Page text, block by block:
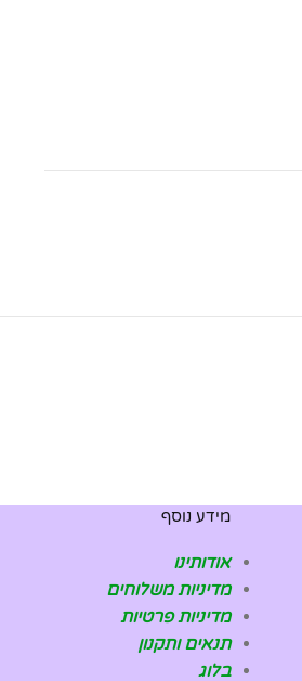
מידע נוסף
אודותינו
מדיניות משלוחים
מדיניות פרטיות
תנאים ותקנון
בלוג